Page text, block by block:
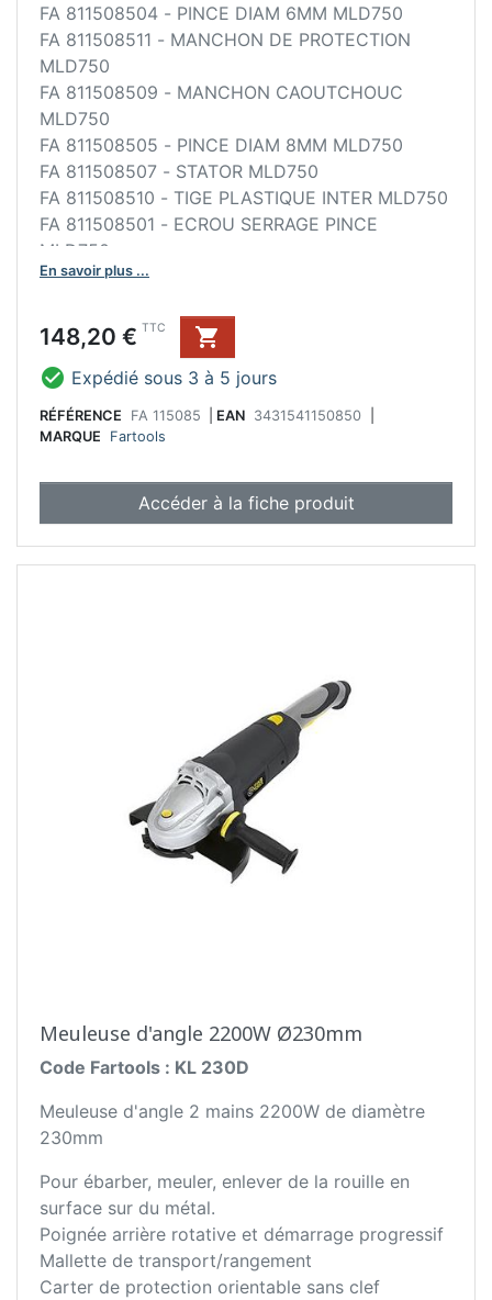
FA 811508504 - PINCE DIAM 6MM MLD750
FA 811508511 - MANCHON DE PROTECTION
MLD750
FA 811508509 - MANCHON CAOUTCHOUC
MLD750
FA 811508505 - PINCE DIAM 8MM MLD750
FA 811508507 - STATOR MLD750
FA 811508510 - TIGE PLASTIQUE INTER MLD750
FA 811508501 - ECROU SERRAGE PINCE
MLD750
FA 811508506 - VARIATEUR DE VITESSE
FA 811508508 - CHARBONS MLD750
FA 811508502 - INTER M/A MLD750
FA 811508503 - INDUIT MLD750
En savoir plus ...
Prix
148,20 € TTC

 Expédié sous 3 à 5 jours
RÉFÉRENCE FA 115085 EAN 3431541150850
MARQUE
Fartools
Accéder à la fiche produit
Meuleuse d'angle 2200W Ø230mm
Code Fartools : KL 230D
Meuleuse d'angle 2 mains 2200W de diamètre
230mm
Pour ébarber, meuler, enlever de la rouille en
surface sur du métal.
Poignée arrière rotative et démarrage progressif
Mallette de transport/rangement
Carter de protection orientable sans clef